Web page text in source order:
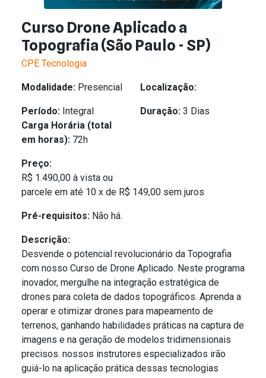
Curso Drone Aplicado a
Topografia (São Paulo - SP)
CPE Tecnologia
Modalidade: Presencial Localização:
Período: Integral Duração: 3 Dias
Carga Horária (total
em horas): 72h
Preço:
R$ 1.490,00 à vista ou
parcele em até 10 x de R$ 149,00 sem juros
Pré-requisitos: Não há.
Descrição:
Desvende o potencial revolucionário da Topografia
com nosso Curso de Drone Aplicado. Neste programa
inovador, mergulhe na integração estratégica de
drones para coleta de dados topográficos. Aprenda a
operar e otimizar drones para mapeamento de
terrenos, ganhando habilidades práticas na captura de
imagens e na geração de modelos tridimensionais
precisos. nossos instrutores especializados irão
guiá-lo na aplicação prática dessas tecnologias